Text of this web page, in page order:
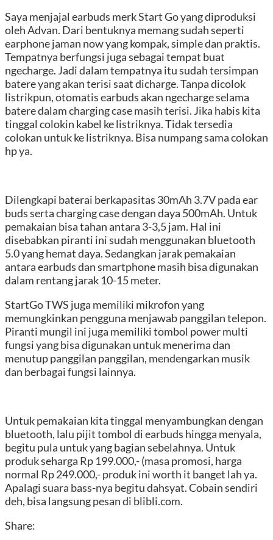
Saya menjajal earbuds merk Start Go yang diproduksi
oleh Advan. Dari bentuknya memang sudah seperti
earphone jaman now yang kompak, simple dan praktis.
Tempatnya berfungsi juga sebagai tempat buat
ngecharge. Jadi dalam tempatnya itu sudah tersimpan
batere yang akan terisi saat dicharge. Tanpa dicolok
listrikpun, otomatis earbuds akan ngecharge selama
batere dalam charging case masih terisi. Jika habis kita
tinggal colokin kabel ke listriknya. Tidak tersedia
colokan untuk ke listriknya. Bisa numpang sama colokan
hp ya.
Dilengkapi baterai berkapasitas 30mAh 3.7V pada ear
buds serta charging case dengan daya 500mAh. Untuk
pemakaian bisa tahan antara 3-3,5 jam. Hal ini
disebabkan piranti ini sudah menggunakan bluetooth
5.0 yang hemat daya. Sedangkan jarak pemakaian
antara earbuds dan smartphone masih bisa digunakan
dalam rentang jarak 10-15 meter.
StartGo TWS juga memiliki mikrofon yang
memungkinkan pengguna menjawab panggilan telepon.
Piranti mungil ini juga memiliki tombol power multi
fungsi yang bisa digunakan untuk menerima dan
menutup panggilan panggilan, mendengarkan musik
dan berbagai fungsi lainnya.
Untuk pemakaian kita tinggal menyambungkan dengan
bluetooth, lalu pijit tombol di earbuds hingga menyala,
begitu pula untuk yang bagian sebelahnya. Untuk
produk seharga Rp 199.000,- (masa promosi, harga
normal Rp 249.000,- produk ini worth it banget lah ya.
Apalagi suara bass-nya begitu dahsyat. Cobain sendiri
deh, bisa langsung pesan di blibli.com.
Share: